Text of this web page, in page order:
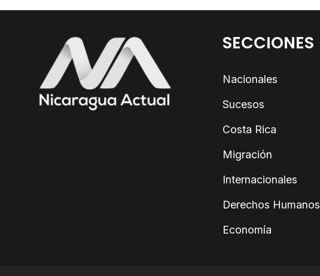
SECCIONES
Nacionales
Sucesos
Costa Rica
Migración
Internacionales
Derechos Humanos
Economía